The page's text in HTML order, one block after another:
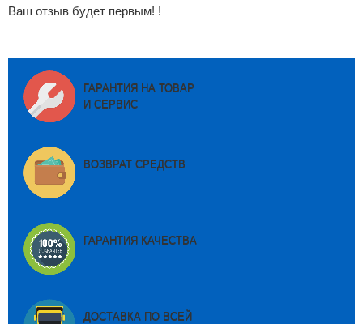
Ваш отзыв будет первым! !
ГАРАНТИЯ НА ТОВАР
И СЕРВИС
ВОЗВРАТ СРЕДСТВ
ГАРАНТИЯ КАЧЕСТВА
ДОСТАВКА ПО ВСЕЙ